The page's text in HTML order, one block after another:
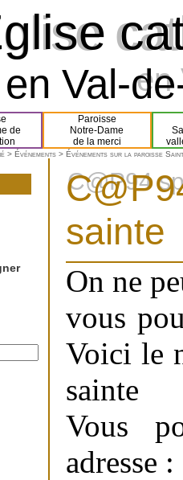
en
en Val-
de
Paroisse
Notre-Dame
de la merci
> Événements > Événements sur la paroisse
C@P94
sainte
On ne
vous
Voici le
sainte
Vous
adresse :